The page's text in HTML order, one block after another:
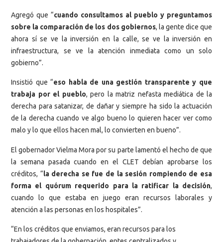
Agregó que “cuando consultamos al pueblo y preguntamos
sobre la comparación de los dos gobiernos, la gente dice que
ahora sí se ve la inversión en la calle, se ve la inversión en
infraestructura, se ve la atención inmediata como un solo
gobierno”.
Insistió que “eso habla de una gestión transparente y que
trabaja por el pueblo, pero la matriz nefasta mediática de la
derecha para satanizar, de dañar y siempre ha sido la actuación
de la derecha cuando ve algo bueno lo quieren hacer ver como
malo y lo que ellos hacen mal, lo convierten en bueno”.
El gobernador Vielma Mora por su parte lamentó el hecho de que
la semana pasada cuando en el CLET debían aprobarse los
créditos, “la derecha se fue de la sesión rompiendo de esa
forma el quórum requerido para la ratificar la decisión,
cuando lo que estaba en juego eran recursos laborales y
atención a las personas en los hospitales”.
“En los créditos que enviamos, eran recursos para los